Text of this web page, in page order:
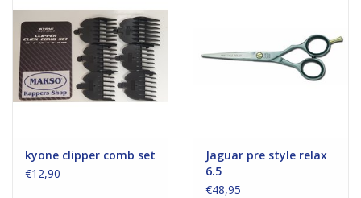
kyone clipper comb set
€12,90
Jaguar pre style relax
6.5
€48,95